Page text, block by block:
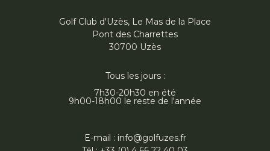
Golf Club d'Uzès, Le Mas de la Place
Pont des Charrettes
30700 Uzès
Tous les jours :
7h30-20h30 en été
9h00-18h00 le reste de l'année
E-mail : info@golfuzes.fr